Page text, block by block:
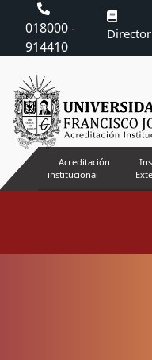
018000 -
914410
Acreditación
institucional